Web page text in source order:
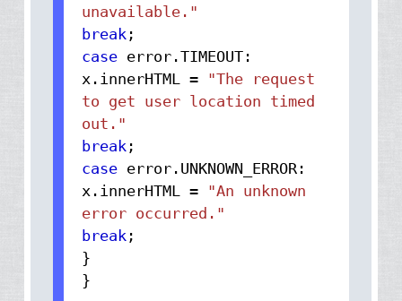
unavailable."
break ;
case error.TIMEOUT :
x. innerHTML = "The request
to get user location timed
out."
break ;
case error. UNKNOWN_ERROR :
x. innerHTML = "An unknown
error occurred."
break ;
}
}